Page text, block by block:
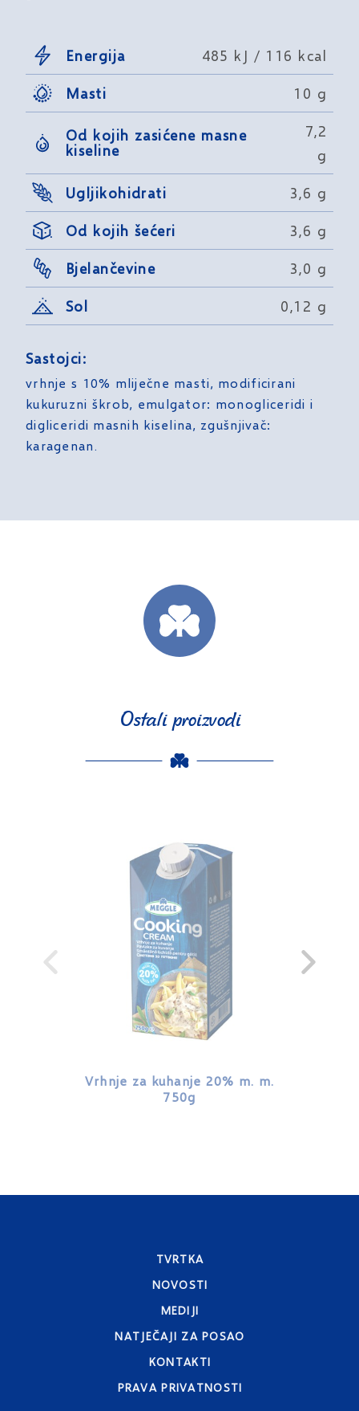
Energija 485 kJ / 116 kcal
Masti 10 g
Od kojih zasićene masne
kiseline
7,2
g
Ugljikohidrati 3,6 g
Od kojih šećeri 3,6 g
Bjelančevine 3,0 g
Sol 0,12 g
Sastojci:
vrhnje s 10% mliječne masti, modificirani
kukuruzni škrob, emulgator: monogliceridi i
digliceridi masnih kiselina, zgušnjivač:
karagenan.
Ostali proizvodi
Vrhnje za kuhanje 20% m. m.
750g
TVRTKA
NOVOSTI
MEDIJI
NATJEČAJI ZA POSAO
KONTAKTI
PRAVA PRIVATNOSTI